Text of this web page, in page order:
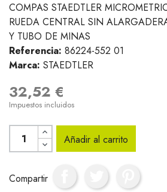
COMPAS STAEDTLER
RUEDA CENTRAL SIN
Y TUBO DE MINAS
Referencia: 86224-552 01
Marca: STAEDTLER
32,52 €
Impuestos incluidos
Añadir al carrito
Compartir